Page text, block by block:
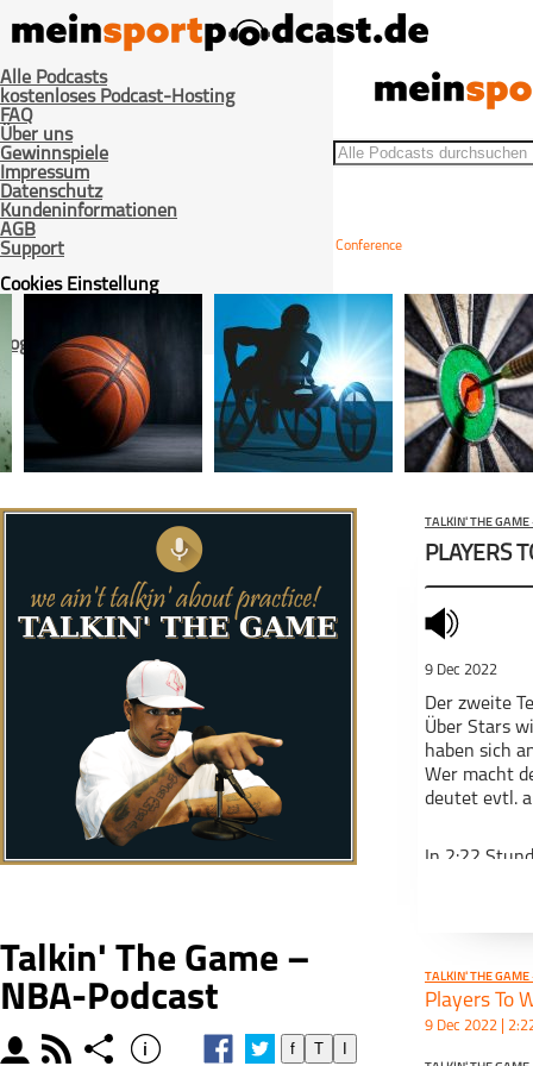
Alle Podcasts
kostenloses Podcast-Hosting
FAQ
Über uns
Gewinnspiele
Impressum
Datenschutz
Kundeninformationen
AGB
Support
Cookies Einstellung
Login / Registrieren
Home >Basketball Players To Watch – Western Conference
Talkin' The Game –
NBA-Podcast
moderator
rss share info f T
TALKIN' THE
PLAYERS
mute
9 Dec 2022
Der zweite
Über Stars
haben sich
Wer macht
deutet evtl.
In 2:22
Für mehr
Alle
TALKIN' THE
Players To
9 Dec 2022 |